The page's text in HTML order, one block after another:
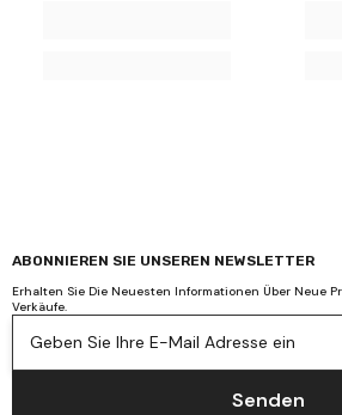
ABONNIEREN SIE UNSEREN NEWSLETTER
Erhalten Sie Die Neuesten Informationen Über Neue
Verkäufe.
Geben Sie Ihre E-Mail Adresse ein
Senden